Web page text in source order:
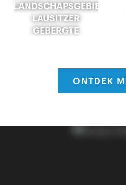
LANDSCHAPSGEBIED
LAUSITZER
GEBERGTE
ONTDEK